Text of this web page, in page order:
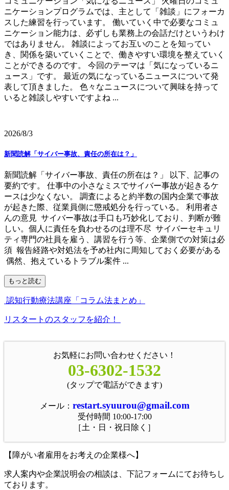
ニケーションプログラムでは、主として「雑談」にフォーカ
スした練習を行っています。 働いていく中で必要なコミュ
ニケーション能力は、必ずしも業務上の会話だけというわけ
ではありません。 雑談によってお互いのことを知ってい
き、関係を築いていくことで、働きやすい環境を整えていく
ことができるのです。 今回のテーマは「気になっているニ
ュース」です。 最近の気になっているニュースについて発
表して頂きました。 色々なニュースについて興味を持って
いると雑談しやすいですよね ...
2026/8/3
新聞読解「サイバー事故、責任の所在は？」
新聞読解「サイバー事故、責任の所在は？」 以下、記事の
要約です。 仕事中の小さなミスでサイバー事故が起きるケ
ースは少なくない。 調査によると約半数の国内企業で事故
が起きた際、従業員側に懲戒処分を行っている。 利用者さ
んの意見 サイバー事故は手口も巧妙化しており、判断が難
しい。個人に責任を負わせるのは理不尽 サイバーセキュリ
ティ専門の社員を雇う、講習を行う等、企業側での対策は必
須 報告経路や対処法を予め社内に周知しておく必要がある
偶然、抱えているトラブル案件 ...
もっと読む
認知行動療法講座「コラム法まとめ」
リスタートのスタッフを紹介！
お気軽にお問い合わせください！
03-6302-1532
(タップで電話ができます)
メール： restart.syuurou@gmail.com
受付時間 10:00-17:00
［土・日・祝日除く］
【障がい者雇用をお考えの企業様へ】
求人案内や企業説明会の相談は、下記フォームにてお待ちし
ております。